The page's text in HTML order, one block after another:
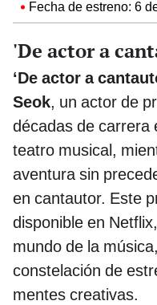
Fecha de estreno: 6
'De actor a
‘De actor a
Seok, un actor de
décadas de carrera
teatro musical,
aventura sin
en cantautor. Este
disponible en
mundo de la
constelación de
mentes creativas.